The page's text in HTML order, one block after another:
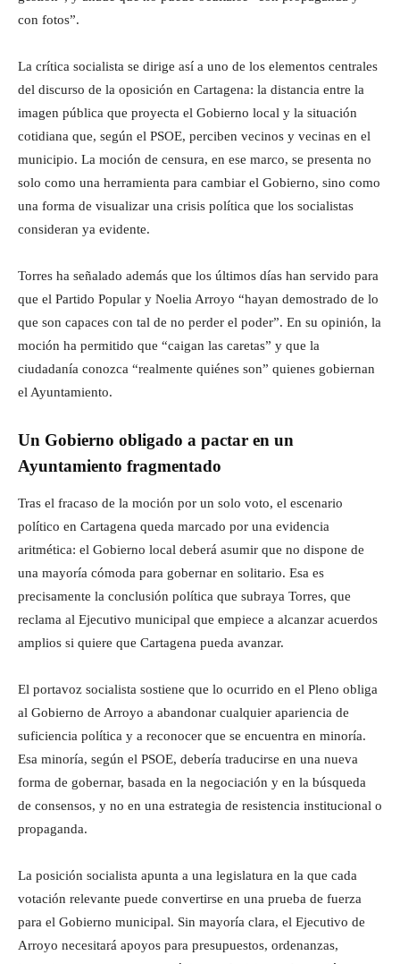
con fotos”.
La crítica socialista se dirige así a uno de los elementos centrales
del discurso de la oposición en Cartagena: la distancia entre la
imagen pública que proyecta el Gobierno local y la situación
cotidiana que, según el PSOE, perciben vecinos y vecinas en el
municipio. La moción de censura, en ese marco, se presenta no
solo como una herramienta para cambiar el Gobierno, sino como
una forma de visualizar una crisis política que los socialistas
consideran ya evidente.
Torres ha señalado además que los últimos días han servido para
que el Partido Popular y Noelia Arroyo “hayan demostrado de lo
que son capaces con tal de no perder el poder”. En su opinión, la
moción ha permitido que “caigan las caretas” y que la
ciudadanía conozca “realmente quiénes son” quienes gobiernan
el Ayuntamiento.
Un Gobierno obligado a pactar en un
Ayuntamiento fragmentado
Tras el fracaso de la moción por un solo voto, el escenario
político en Cartagena queda marcado por una evidencia
aritmética: el Gobierno local deberá asumir que no dispone de
una mayoría cómoda para gobernar en solitario. Esa es
precisamente la conclusión política que subraya Torres, que
reclama al Ejecutivo municipal que empiece a alcanzar acuerdos
amplios si quiere que Cartagena pueda avanzar.
El portavoz socialista sostiene que lo ocurrido en el Pleno obliga
al Gobierno de Arroyo a abandonar cualquier apariencia de
suficiencia política y a reconocer que se encuentra en minoría.
Esa minoría, según el PSOE, debería traducirse en una nueva
forma de gobernar, basada en la negociación y en la búsqueda
de consensos, y no en una estrategia de resistencia institucional o
propaganda.
La posición socialista apunta a una legislatura en la que cada
votación relevante puede convertirse en una prueba de fuerza
para el Gobierno municipal. Sin mayoría clara, el Ejecutivo de
Arroyo necesitará apoyos para presupuestos, ordenanzas,